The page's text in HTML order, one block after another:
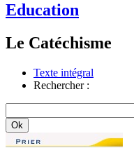
Education
Le Catéchisme
Texte intégral
Rechercher :